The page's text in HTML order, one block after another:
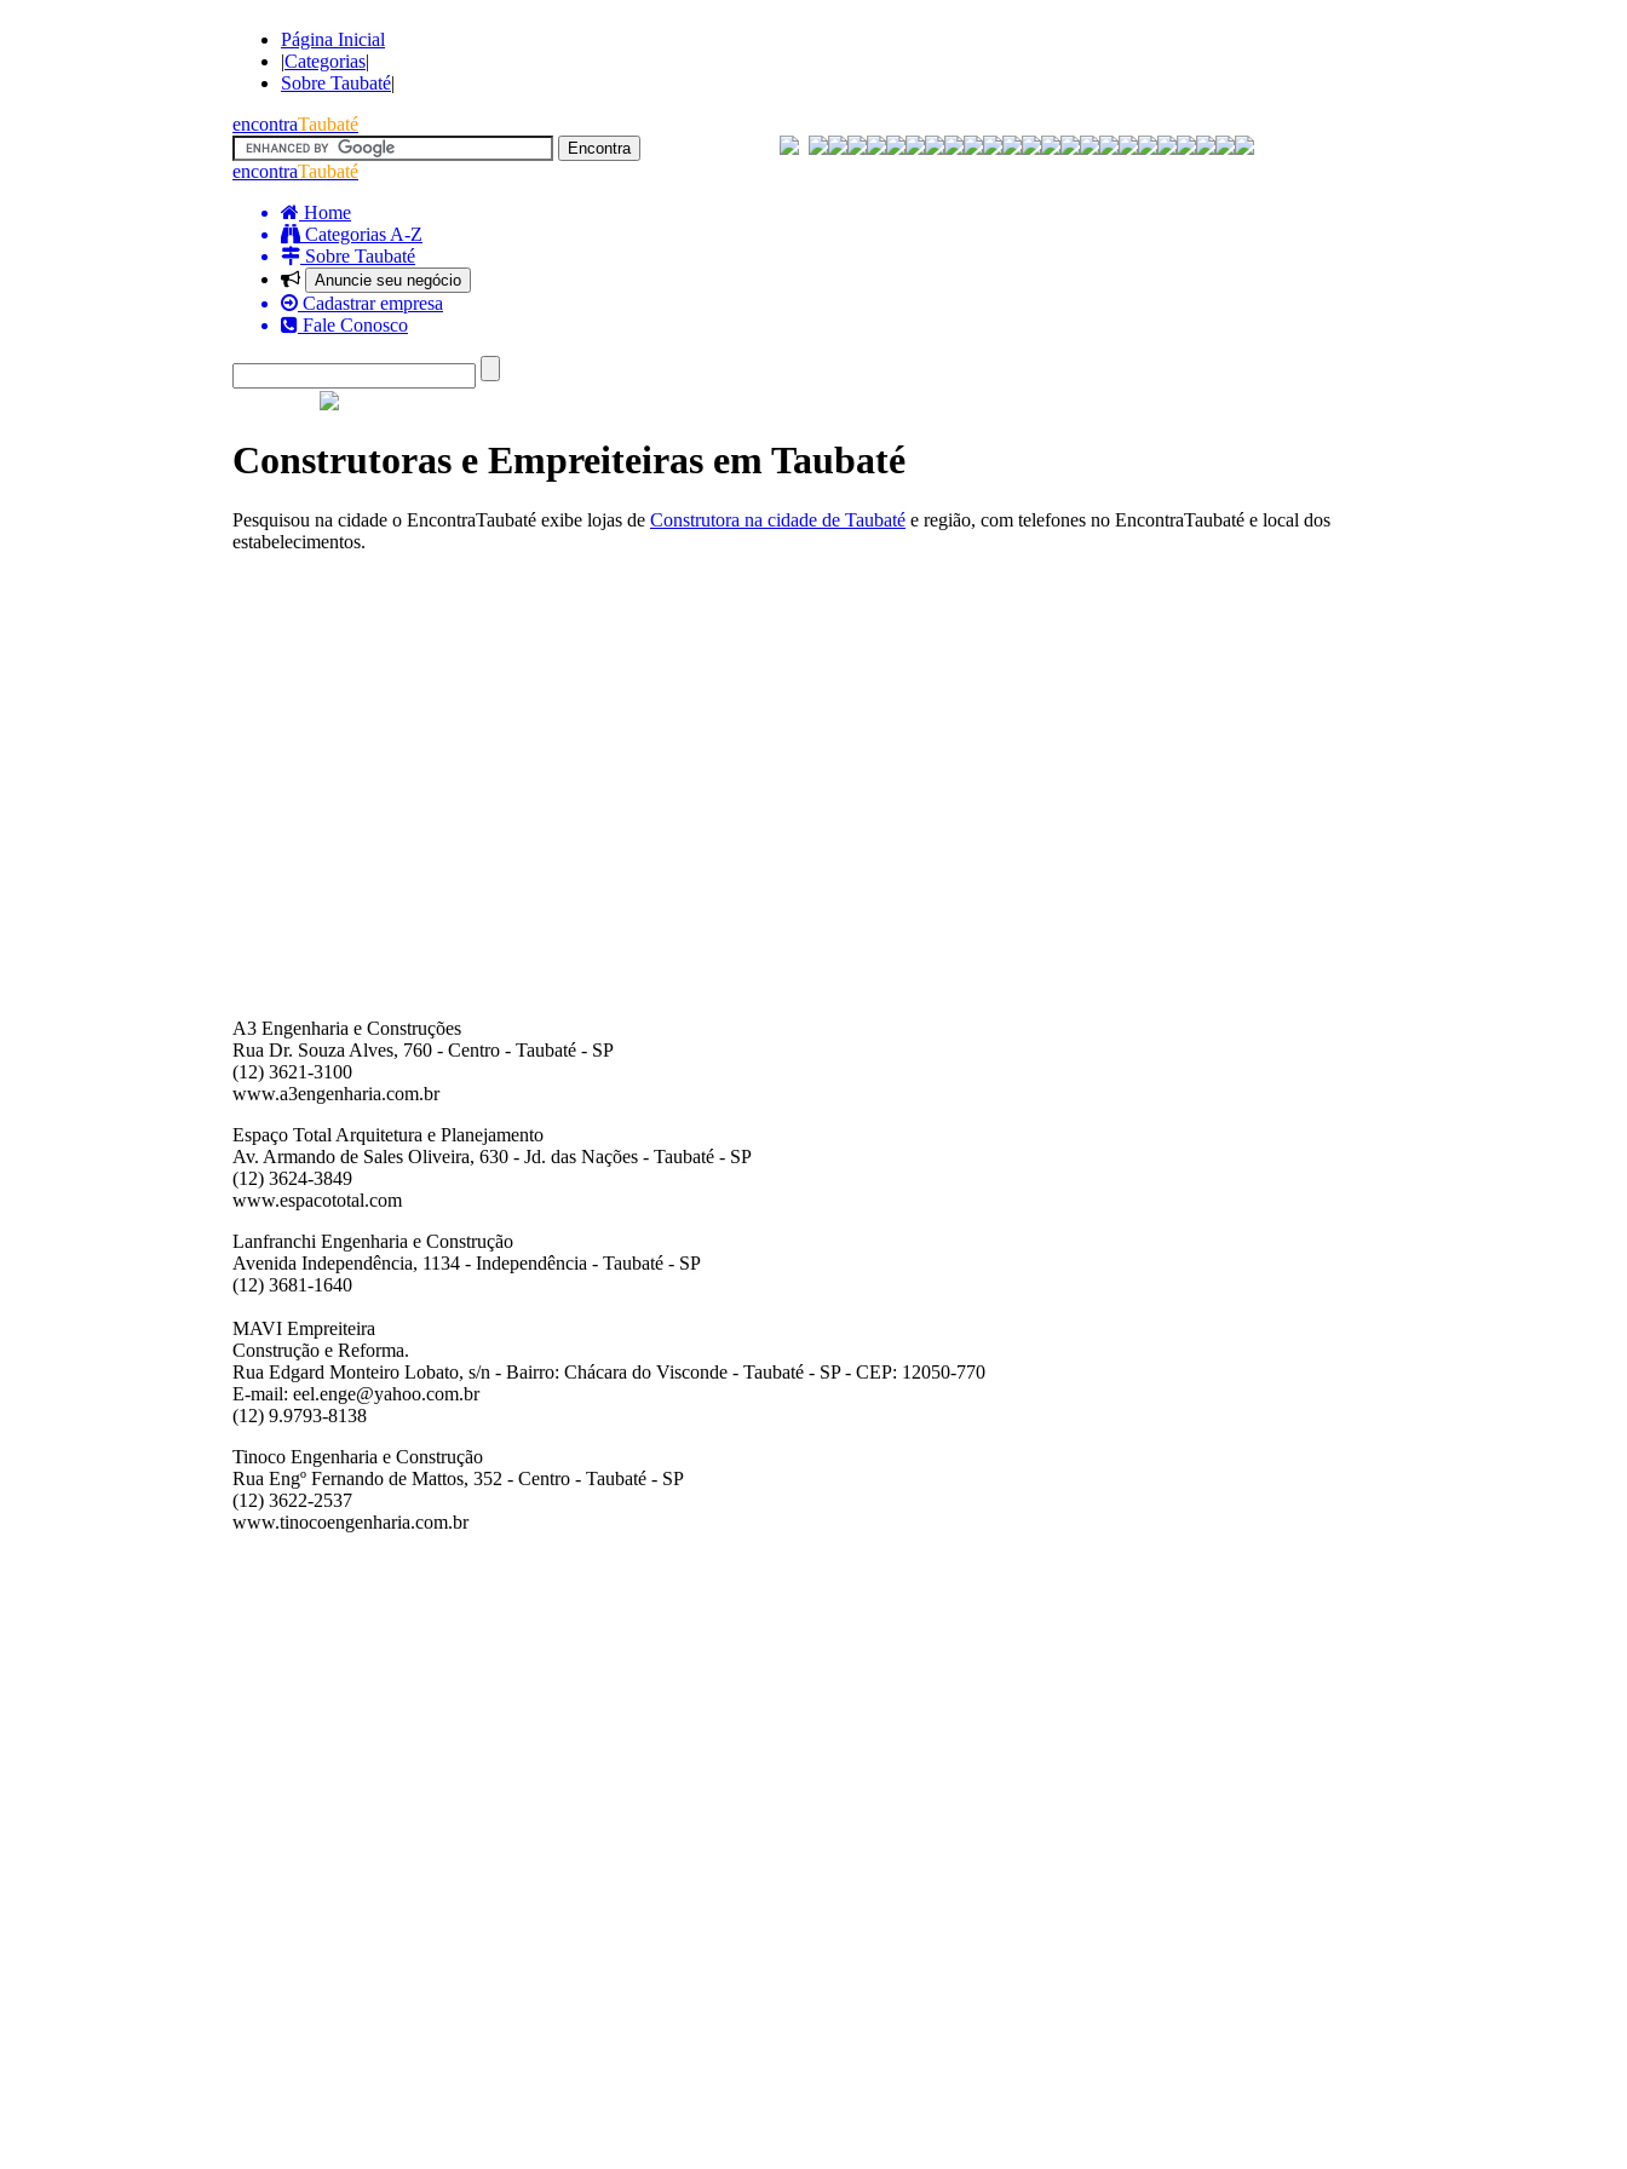
Página Inicial
|Categorias|
Sobre Taubaté|
encontraTaubaté
encontraTaubaté
Home
Categorias A-Z
Sobre Taubaté
Anuncie seu negócio
Cadastrar empresa
Fale Conosco
Construtoras e Empreiteiras em Taubaté
Pesquisou na cidade o EncontraTaubaté exibe lojas de Construtora na cidade de Taubaté e região, com telefones no EncontraTaubaté e local dos
estabelecimentos.
A3 Engenharia e Construções
Rua Dr. Souza Alves, 760 - Centro - Taubaté - SP
(12) 3621-3100
www.a3engenharia.com.br
Espaço Total Arquitetura e Planejamento
Av. Armando de Sales Oliveira, 630 - Jd. das Nações - Taubaté - SP
(12) 3624-3849
www.espacototal.com
Lanfranchi Engenharia e Construção
Avenida Independência, 1134 - Independência - Taubaté - SP
(12) 3681-1640
MAVI Empreiteira
Construção e Reforma.
Rua Edgard Monteiro Lobato, s/n - Bairro: Chácara do Visconde - Taubaté - SP - CEP: 12050-770
E-mail: eel.enge@yahoo.com.br
(12) 9.9793-8138
Tinoco Engenharia e Construção
Rua Engº Fernando de Mattos, 352 - Centro - Taubaté - SP
(12) 3622-2537
www.tinocoengenharia.com.br